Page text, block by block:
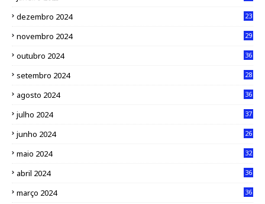
dezembro 2024 23
novembro 2024 29
outubro 2024 36
setembro 2024 28
agosto 2024 36
julho 2024 37
junho 2024 26
maio 2024 32
abril 2024 36
março 2024 36